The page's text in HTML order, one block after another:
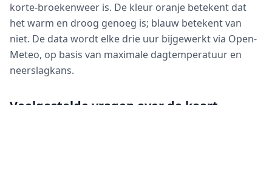
korte-broekenweer is. De kleur oranje betekent dat
het warm en droog genoeg is; blauw betekent van
niet. De data wordt elke drie uur bijgewerkt via Open-
Meteo, op basis van maximale dagtemperatuur en
neerslagkans.
Veelgestelde vragen over de kaart